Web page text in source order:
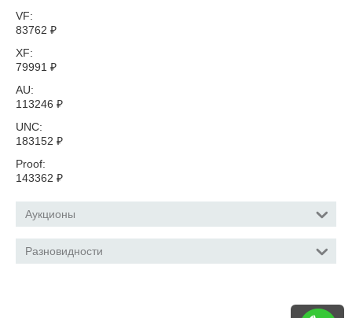
VF:
83762 ₽
XF:
79991 ₽
AU:
113246 ₽
UNC:
183152 ₽
Proof:
143362 ₽
Аукционы
Разновидности